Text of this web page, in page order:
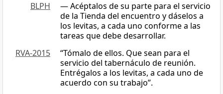
BLPH
— Acéptalos de su parte para el servicio
de la Tienda del encuentro y dáselos a
los levitas, a cada uno conforme a las
tareas que debe desarrollar.
RVA-2015
“Tómalo de ellos. Que sean para el
servicio del tabernáculo de reunión.
Entrégalos a los levitas, a cada uno de
acuerdo con su trabajo”.